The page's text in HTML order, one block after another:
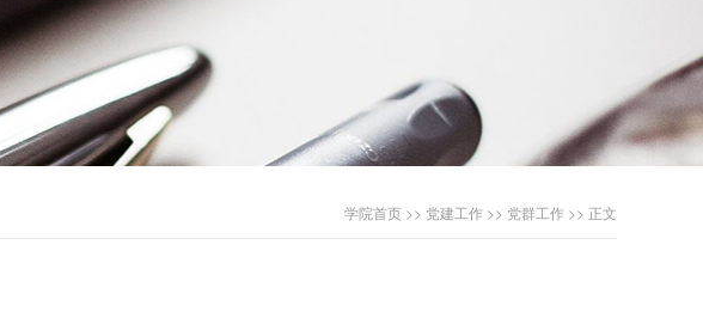
学院首页 >> 党建工作 >> 党群工作 >> 正文